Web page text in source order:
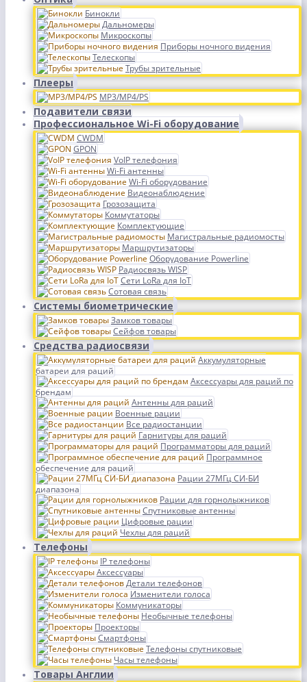
Бинокли
Дальномеры
Микроскопы
Приборы ночного видения
Телескопы
Трубы зрительные
Плееры
MP3/MP4/PS
Подавители связи
Профессиональное Wi-Fi оборудование
CWDM
GPON
VoIP телефония
Wi-Fi антенны
Wi-Fi оборудование
Видеонаблюдение
Грозозащита
Коммутаторы
Комплектующие
Магистральные радиомосты
Маршрутизаторы
Оборудование Powerline
Радиосвязь WISP
Сети LoRa для IoT
Сотовая связь
Системы биометрические
Замков товары
Сейфов товары
Средства радиосвязи
Аккумуляторные
батареи для раций
Аксессуары для раций по
брендам
Антенны для раций
Военные рации
Все радиостанции
Гарнитуры для раций
Программаторы для раций
Программное
обеспечение для раций
Рации 27МГц СИ-БИ
диапазона
Рации для горнолыжников
Спутниковые антенны
Цифровые рации
Чехлы для раций
Телефоны
IP телефоны
Аксессуары
Детали телефонов
Изменители голоса
Коммуникаторы
Необычные телефоны
Проекторы
Смартфоны
Телефоны спутниковые
Часы телефоны
Товары Англии